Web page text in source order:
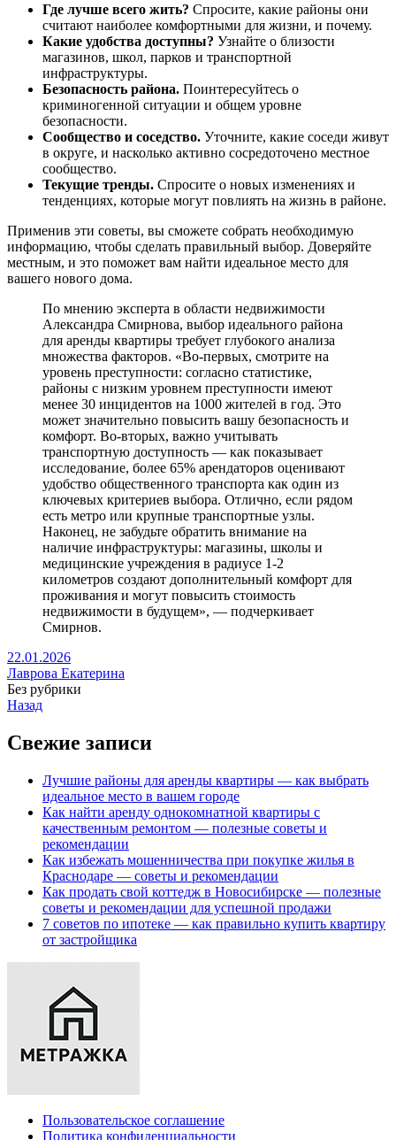
Где лучше всего жить? Спросите, какие районы они
считают наиболее комфортными для жизни, и почему.
Какие удобства доступны? Узнайте о близости
магазинов, школ, парков и транспортной
инфраструктуры.
Безопасность района. Поинтересуйтесь о
криминогенной ситуации и общем уровне
безопасности.
Сообщество и соседство. Уточните, какие соседи живут
в округе, и насколько активно сосредоточено местное
сообщество.
Текущие тренды. Спросите о новых изменениях и
тенденциях, которые могут повлиять на жизнь в районе.
Применив эти советы, вы сможете собрать необходимую
информацию, чтобы сделать правильный выбор. Доверяйте
местным, и это поможет вам найти идеальное место для
вашего нового дома.
По мнению эксперта в области недвижимости
Александра Смирнова, выбор идеального района
для аренды квартиры требует глубокого анализа
множества факторов. «Во-первых, смотрите на
уровень преступности: согласно статистике,
районы с низким уровнем преступности имеют
менее 30 инцидентов на 1000 жителей в год. Это
может значительно повысить вашу безопасность и
комфорт. Во-вторых, важно учитывать
транспортную доступность — как показывает
исследование, более 65% арендаторов оценивают
удобство общественного транспорта как один из
ключевых критериев выбора. Отлично, если рядом
есть метро или крупные транспортные узлы.
Наконец, не забудьте обратить внимание на
наличие инфраструктуры: магазины, школы и
медицинские учреждения в радиусе 1-2
километров создают дополнительный комфорт для
проживания и могут повысить стоимость
недвижимости в будущем», — подчеркивает
Смирнов.
22.01.2026
Лаврова Екатерина
Без рубрики
Назад
Свежие записи
Лучшие районы для аренды квартиры — как выбрать
идеальное место в вашем городе
Как найти аренду однокомнатной квартиры с
качественным ремонтом — полезные советы и
рекомендации
Как избежать мошенничества при покупке жилья в
Краснодаре — советы и рекомендации
Как продать свой коттедж в Новосибирске — полезные
советы и рекомендации для успешной продажи
7 советов по ипотеке — как правильно купить квартиру
от застройщика
Пользовательское соглашение
Политика конфиденциальности